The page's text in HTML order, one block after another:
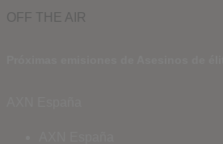
OFF THE AIR